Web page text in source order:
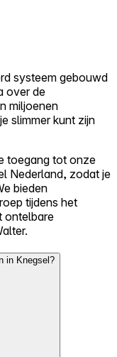
systeem gebouwd
over de
miljoenen
slimmer kunt zijn
toegang tot onze
Nederland, zodat je
bieden
tijdens het
ontelbare
in Knegsel?